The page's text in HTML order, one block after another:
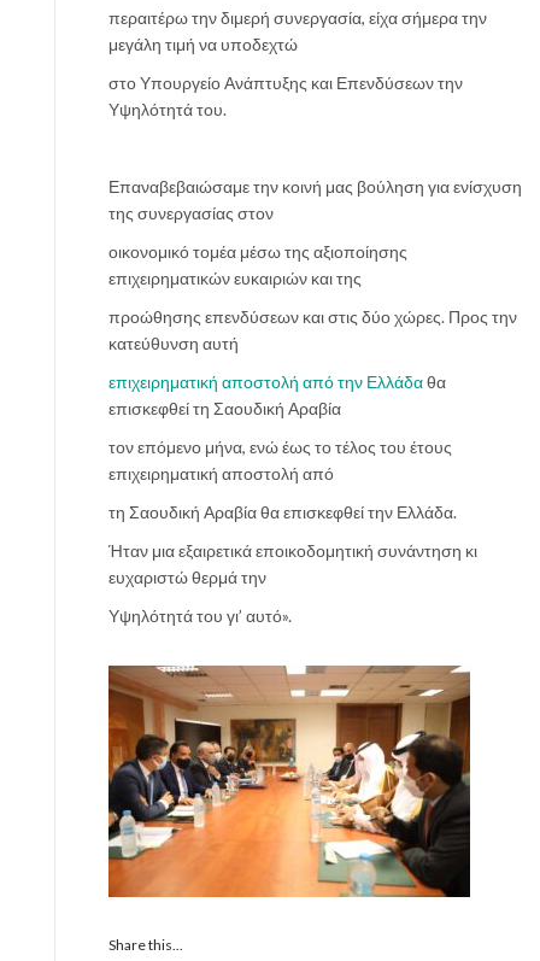
περαιτέρω την διμερή συνεργασία, είχα σήμερα την
μεγάλη τιμή να υποδεχτώ
στο Υπουργείο Ανάπτυξης και Επενδύσεων την
Υψηλότητά του.
Επαναβεβαιώσαμε την κοινή μας βούληση για ενίσχυση
της συνεργασίας στον
οικονομικό τομέα μέσω της αξιοποίησης
επιχειρηματικών ευκαιριών και της
προώθησης επενδύσεων και στις δύο χώρες. Προς την
κατεύθυνση αυτή
επιχειρηματική αποστολή από την Ελλάδαθα
επισκεφθεί τη Σαουδική Αραβία
τον επόμενο μήνα, ενώ έως το τέλος του έτους
επιχειρηματική αποστολή από
τη Σαουδική Αραβία θα επισκεφθεί την Ελλάδα.
Ήταν μια εξαιρετικά εποικοδομητική συνάντηση κι
ευχαριστώ θερμά την
Υψηλότητά του γι’ αυτό».
Share this...